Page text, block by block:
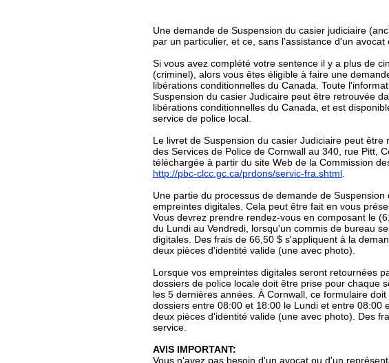
Une demande de Suspension du casier judiciaire
par un particulier, et ce, sans l’assistance d'un
Si vous avez complété votre sentence il y a plus de
(criminel), alors vous êtes éligible à faire une
libérations conditionnelles du Canada. Toute
Suspension du casier Judicaire peut être retrouvée
libérations conditionnelles du Canada, et est
service de police local.
Le livret de Suspension du casier Judiciaire peut
des Services de Police de Cornwall au 340, rue Pitt,
téléchargée à partir du site Web de la Commission
http://pbc-clcc.gc.ca/prdons/servic-fra.shtml
Une partie du processus de demande de
empreintes digitales. Cela peut être fait en vous
Vous devrez prendre rendez-vous en composant le
du Lundi au Vendredi, lorsqu'un commis de bureau
digitales. Des frais de 66,50 $ s'appliquent à la
deux pièces d'identité valide (une avec photo).
Lorsque vos empreintes digitales seront retournées
dossiers de police locale doit être prise pour chaque
les 5 dernières années. À Cornwall, ce formulaire
dossiers entre 08:00 et 18:00 le Lundi et entre 08:00
deux pièces d'identité valide (une avec photo). Des
service.
AVIS IMPORTANT:
Vous n'avez pas besoin d'un avocat ou d'un